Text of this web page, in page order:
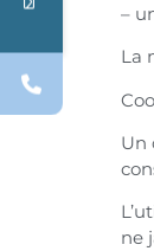
–
La
Un
ne